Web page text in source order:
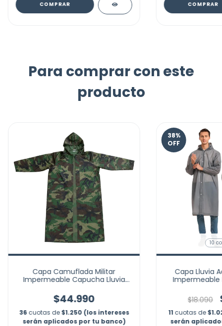
COMPRAR COMPRAR
Para comprar con este
producto
Capa Camuflada Militar
Impermeable Capucha Lluvia
$44.990
36 cuotas de$1.250 (los intereses
serán aplicados por tu banco)
38%
OFF
10
Capa Lluvia
Impermeable
$18.090
11 cuotas de
serán